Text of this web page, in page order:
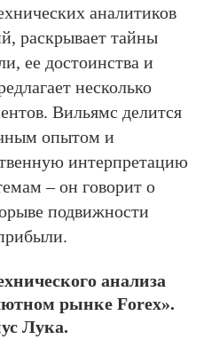
аналитиков
раскрывает тайны
ее достоинства и
несколько
Вильямс делится
опытом и
интерпретацию
– он говорит о
подвижности
анализа
рынке Forex».
Лука.